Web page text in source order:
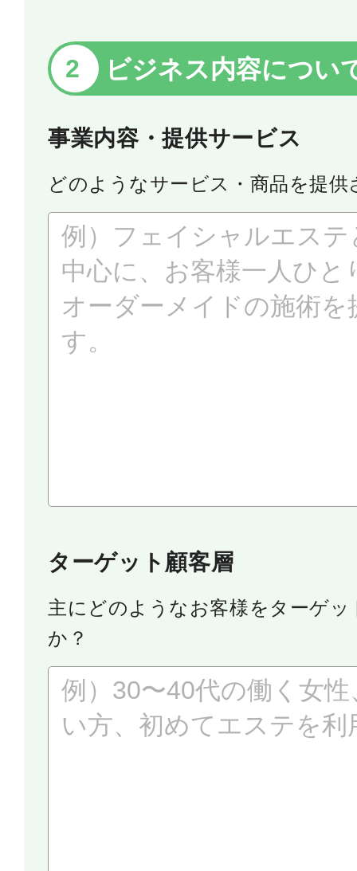
ビジネス内容につい
事業内容・提供サービス
どのようなサービス・商品を提
ターゲット顧客層
主にどのようなお客様をターゲ
か？